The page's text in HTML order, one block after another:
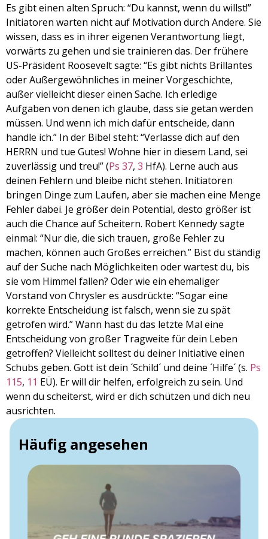
Apple Podcasts Spotify
RSS FEED
TEILEN
EMBED
Es gibt einen alten Spruch: “Du kannst, wenn du willst!”
Initiatoren warten nicht auf Motivation durch Andere. Sie
wissen, dass es in ihrer eigenen Verantwortung liegt,
vorwärts zu gehen und sie trainieren das. Der frühere
US-Präsident Roosevelt sagte: “Es gibt nichts Brillantes
oder Außergewöhnliches in meiner Vorgeschichte,
außer vielleicht dieser einen Sache. Ich erledige
Aufgaben von denen ich glaube, dass sie getan werden
müssen. Und wenn ich mich dafür entscheide, dann
handle ich.” In der Bibel steht: “Verlasse dich auf den
HERRN und tue Gutes! Wohne hier in diesem Land, sei
zuverlässig und treu!” (Ps 37, 3 HfA). Lerne auch aus
deinen Fehlern und bleibe nicht stehen. Initiatoren
bringen Dinge zum Laufen, aber sie machen eine Menge
Fehler dabei. Je größer dein Potential, desto größer ist
auch die Chance auf Scheitern. Robert Kennedy sagte
einmal: “Nur die, die sich trauen, große Fehler zu
machen, können auch Großes erreichen.” Bist du ständig
auf der Suche nach Möglichkeiten oder wartest du, bis
sie vom Himmel fallen? Oder wie ein ehemaliger
Vorstand von Chrysler es ausdrückte: “Sogar eine
korrekte Entscheidung ist falsch, wenn sie zu spät
getrofen wird.” Wann hast du das letzte Mal eine
Entscheidung von großer Tragweite für dein Leben
getroffen? Vielleicht solltest du deiner Initiative einen
Schubs geben. Gott ist dein ´Schild´ und deine ´Hilfe´ (s. Ps
115, 11 EÜ). Er will dir helfen, erfolgreich zu sein. Und
wenn du scheiterst, wird er dich schützen und dich neu
ausrichten.
Häufig angesehen